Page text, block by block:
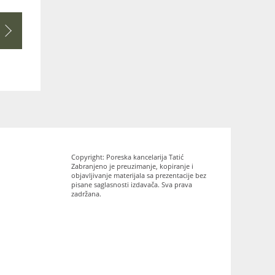
Copyright: Poreska kancelarija Tatić
Zabranjeno je preuzimanje, kopiranje i
objavljivanje materijala sa prezentacije bez
pisane saglasnosti izdavača. Sva prava
zadržana.